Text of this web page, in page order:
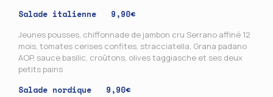
Salade italienne 9,90€
Jeunes pousses, chiffonnade de jambon cru Serrano affiné 12
mois, tomates cerises confites, stracciatella, Grana padano
AOP, sauce basilic, croûtons, olives taggiasche et ses deux
petits pains
Salade nordique 9,90€